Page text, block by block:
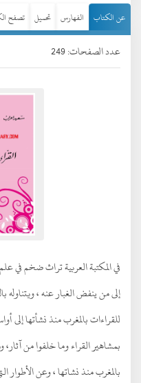
عن الكتاب الفهارس تحميل تصفح
عدد الصفحات: 249
في المكتبة العربية تراث ضخم في
إلى من ينفض الغبار عنه ،
للقراءات بالمغرب منذ نشأتها إلى
بمشاهير القراء وما خلفوا من
بالمغرب منذ نشاتها ، وعن